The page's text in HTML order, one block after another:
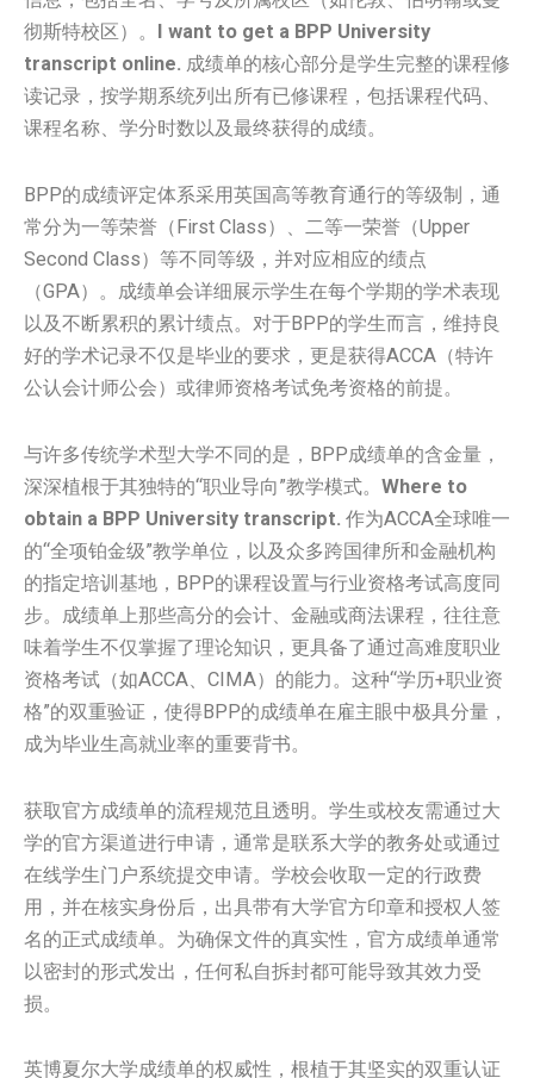
彻斯特校区）。
I want to get a BPP University
transcript online. 成绩单的核心部分是学生完整的课程修
读记录，按学期系统列出所有已修课程，包括课程代码、
课程名称、学分时数以及最终获得的成绩。
BPP的成绩评定体系采用英国高等教育通行的等级制，通
常分为一等荣誉（First Class）、二等一荣誉（Upper
Second Class）等不同等级，并对应相应的绩点
（GPA）。成绩单会详细展示学生在每个学期的学术表现
以及不断累积的累计绩点。对于BPP的学生而言，维持良
好的学术记录不仅是毕业的要求，更是获得ACCA（特许
公认会计师公会）或律师资格考试免考资格的前提。
与许多传统学术型大学不同的是，BPP成绩单的含金量，
深深植根于其独特的“职业导向”教学模式。 Where to
obtain a BPP University transcript. 作为ACCA全球唯一
的“全项铂金级”教学单位，以及众多跨国律所和金融机构
的指定培训基地，BPP的课程设置与行业资格考试高度同
步。成绩单上那些高分的会计、金融或商法课程，往往意
味着学生不仅掌握了理论知识，更具备了通过高难度职业
资格考试（如ACCA、CIMA）的能力。这种“学历+职业资
格”的双重验证，使得BPP的成绩单在雇主眼中极具分量，
成为毕业生高就业率的重要背书。
获取官方成绩单的流程规范且透明。学生或校友需通过大
学的官方渠道进行申请，通常是联系大学的教务处或通过
在线学生门户系统提交申请。学校会收取一定的行政费
用，并在核实身份后，出具带有大学官方印章和授权人签
名的正式成绩单。为确保文件的真实性，官方成绩单通常
以密封的形式发出，任何私自拆封都可能导致其效力受
损。
英博夏尔大学成绩单的权威性，根植于其坚实的双重认证